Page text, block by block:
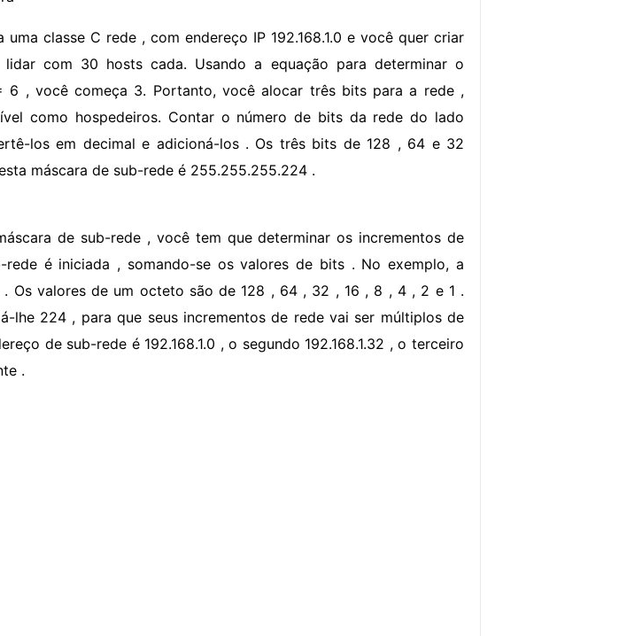
uma classe C rede , com endereço IP 192.168.1.0 e você quer criar
lidar com 30 hosts cada. Usando a equação para determinar o
6 , você começa 3. Portanto, você alocar três bits para a rede ,
como hospedeiros. Contar o número de bits da rede do lado
los em decimal e adicioná-los . Os três bits de 128 , 64 e 32
máscara de sub-rede é 255.255.255.224 .
de sub-rede , você tem que determinar os incrementos de
é iniciada , somando-se os valores de bits . No exemplo, a
Os valores de um octeto são de 128 , 64 , 32 , 16 , 8 , 4 , 2 e 1 .
lhe 224 , para que seus incrementos de rede vai ser múltiplos de
de sub-rede é 192.168.1.0 , o segundo 192.168.1.32 , o terceiro
.